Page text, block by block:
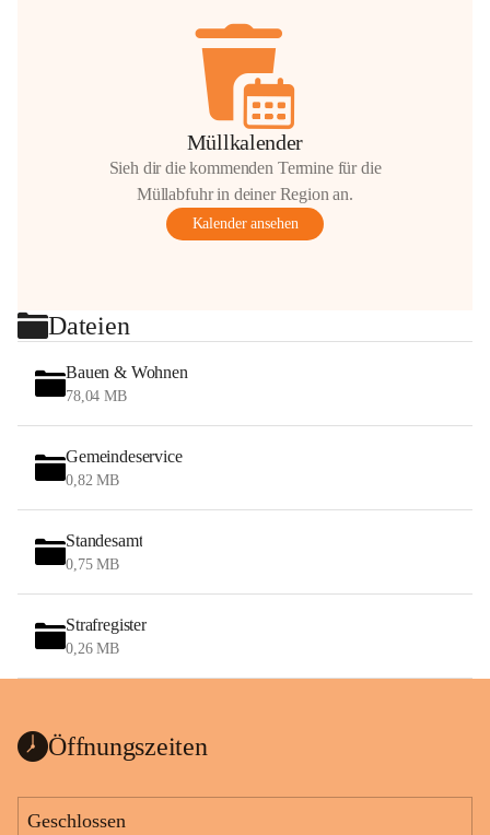
Müllkalender
Sieh dir die kommenden Termine für die
Müllabfuhr in deiner Region an.
Kalender ansehen
Dateien
Bauen & Wohnen
78,04 MB
Gemeindeservice
0,82 MB
Standesamt
0,75 MB
Strafregister
0,26 MB
Öffnungszeiten
Geschlossen